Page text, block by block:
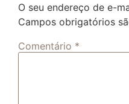
O seu endereço de e-
Campos obrigatórios
Comentário *